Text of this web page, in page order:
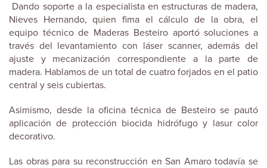
Dando soporte a la especialista en estructuras de madera,
Nieves Hernando, quien fima el cálculo de la obra, el
equipo técnico de Maderas Besteiro aportó soluciones a
través del levantamiento con láser scanner, además del
ajuste y mecanización correspondiente a la parte de
madera. Hablamos de un total de cuatro forjados en el patio
central y seis cubiertas.
Asimismo, desde la oficina técnica de Besteiro se pautó
aplicación de protección biocida hidrófugo y lasur color
decorativo.
Las obras para su reconstrucción en San Amaro todavía se